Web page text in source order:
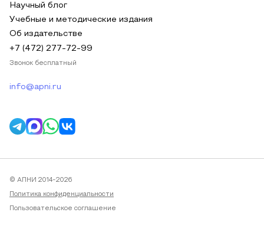
Научный блог
Учебные и методические издания
Об издательстве
+7 (472) 277-72-99
Звонок бесплатный
info@apni.ru
© АПНИ 2014-2026
Политика конфиденциальности
Пользовательское соглашение